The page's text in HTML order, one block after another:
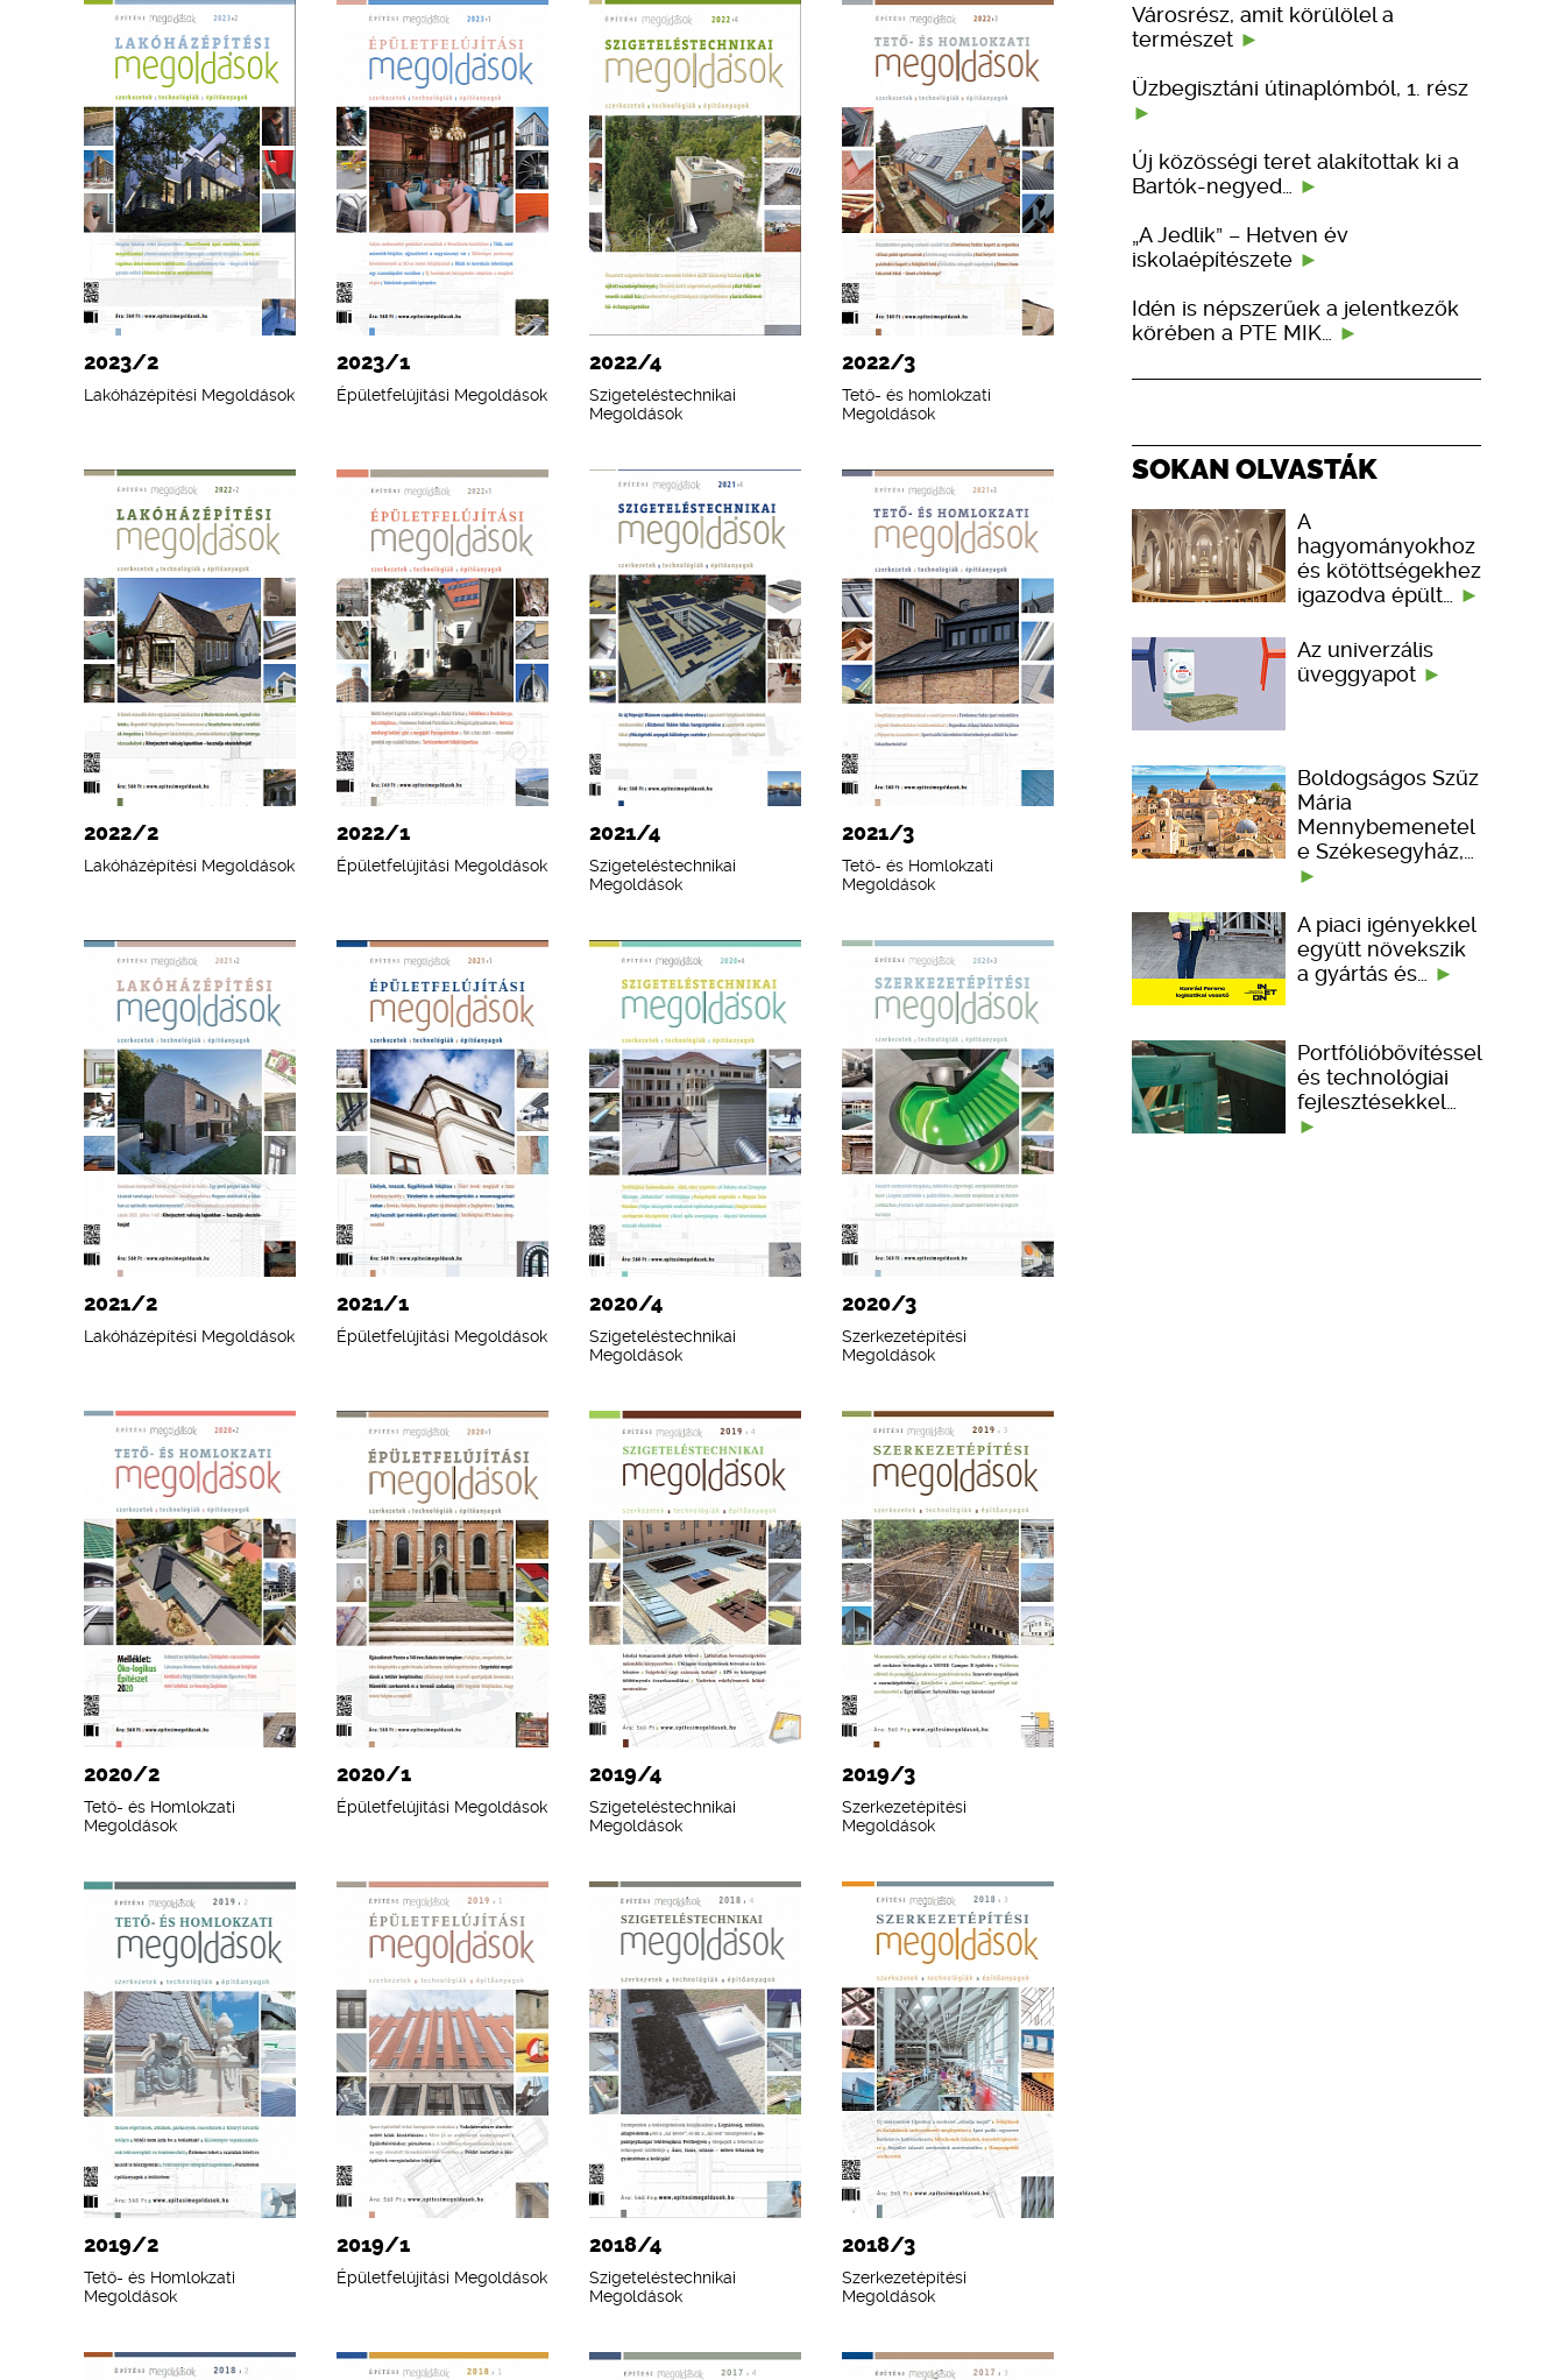
2023/2
Lakóházépítési Megoldások
2023/1
Épületfelújítási Megoldások
2022/4
Szigeteléstechnikai
Megoldások
2022/3
Tető- és homlokzati
Megoldások
2022/2
Lakóházépítési Megoldások
2022/1
Épületfelújítási Megoldások
2021/4
Szigeteléstechnikai
Megoldások
2021/3
Tető- és Homlokzati
Megoldások
2021/2
Lakóházépítési Megoldások
2021/1
Épületfelújítási Megoldások
2020/4
Szigeteléstechnikai
Megoldások
2020/3
Szerkezetépítési
Megoldások
2020/2
Tető- és Homlokzati
Megoldások
2020/1
Épületfelújítási Megoldások
2019/4
Szigeteléstechnikai
Megoldások
2019/3
Szerkezetépítési
Megoldások
2019/2
Tető- és Homlokzati
Megoldások
2019/1
Épületfelújítási Megoldások
2018/4
Szigeteléstechnikai
Megoldások
2018/3
Szerkezetépítési
Megoldások
Városrész, amit körülölel a
természet
Üzbegisztáni útinaplómból, 1. rész
Új közösségi teret alakítottak ki a
Bartók-negyed…
„A Jedlik” – Hetven év
iskolaépítészete
Idén is népszerűek a jelentkezők
körében a PTE MIK…
SOKAN OLVASTÁK
A
hagyományokhoz
és kötöttségekhez
igazodva épült…
Az univerzális
üveggyapot
Boldogságos Szűz
Mária
Mennybemenetel
e Székesegyház,…
A piaci igényekkel
együtt növekszik
a gyártás és…
Portfólióbővítéssel
és technológiai
fejlesztésekkel…